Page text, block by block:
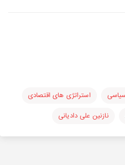
استراتژی های اقتصادی
نازنین علی دادیانی